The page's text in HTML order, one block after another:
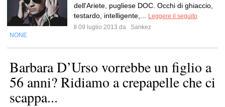
dell'Ariete, pugliese DOC. Occhi di ghiaccio,
testardo, intelligente,...
Leggere il seguito
Il 09 luglio 2013 da
Sankez
NONE
Barbara D’Urso vorrebbe un figlio a
56 anni? Ridiamo a crepapelle che ci
scappa...